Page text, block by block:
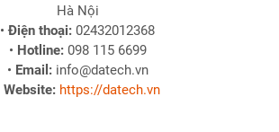
Hà Nội
•Điện thoại: 02432012368
• Hotline:098 115 6699
• Email: info@datech.vn
Website: https://datech.vn